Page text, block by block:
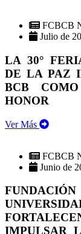
FCBCB
Julio de
LA 30°
DE LA PAZ
BCB
HONOR
Ver Más
FCBCB
Junio de
IMPULSAR